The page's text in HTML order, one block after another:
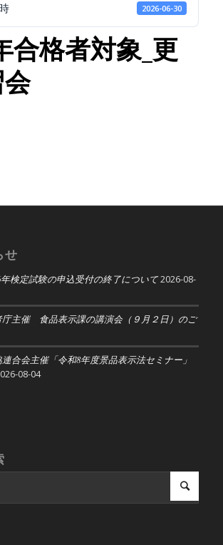
2026-06-30
合格者対象_更
せ
年検定試験の申込受付の終了について 2026-08-
庁主催 食品表示課の講演会（９月２日）のご
連合会主催「令和8年度景品表示法セミナー」
08-04